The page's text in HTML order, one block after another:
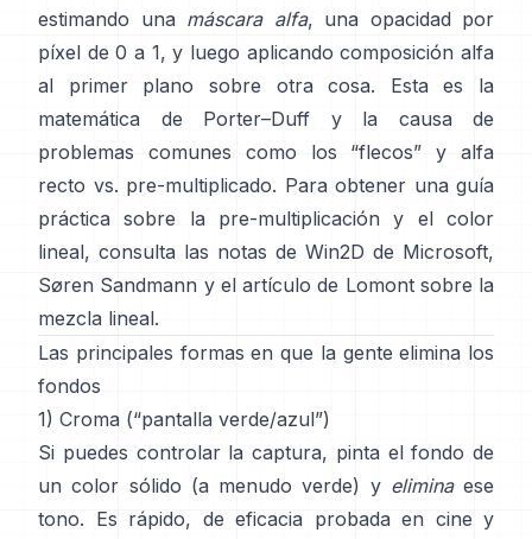
estimando una máscara alfa, una opacidad por
píxel de 0 a 1, y luego aplicando composición alfa
al primer plano sobre otra cosa. Esta es la
matemática de Porter–Duff y la causa de
problemas comunes como los “flecos” y
alfa
recto vs. pre-multiplicado. Para obtener una guía
práctica sobre la pre-multiplicación y el color
lineal, consulta las notas de Win2D de Microsoft,
Søren Sandmann y el artículo de Lomont sobre la
mezcla lineal.
Las principales formas en que la gente elimina los
fondos
1) Croma (“pantalla verde/azul”)
Si puedes controlar la captura, pinta el fondo de
un color sólido (a menudo verde) y eliminaese
tono. Es rápido, de eficacia probada en cine y